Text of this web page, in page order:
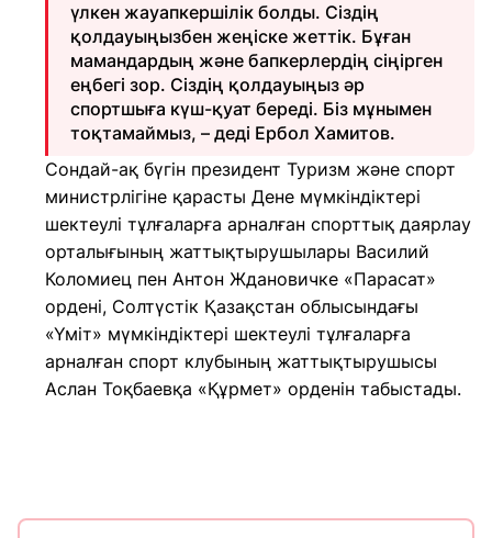
үлкен жауапкершілік болды. Сіздің
қолдауыңызбен жеңіске жеттік. Бұған
мамандардың және бапкерлердің сіңірген
еңбегі зор. Сіздің қолдауыңыз әр
спортшыға күш-қуат береді. Біз мұнымен
тоқтамаймыз, – деді Ербол Хамитов.
Сондай-ақ бүгін президент Туризм және спорт
министрлігіне қарасты Дене мүмкіндіктері
шектеулі тұлғаларға арналған спорттық даярлау
орталығының жаттықтырушылары Василий
Коломиец пен Антон Ждановичке «Парасат»
ордені, Солтүстік Қазақстан облысындағы
«Үміт» мүмкіндіктері шектеулі тұлғаларға
арналған спорт клубының жаттықтырушысы
Аслан Тоқбаевқа «Құрмет» орденін табыстады.